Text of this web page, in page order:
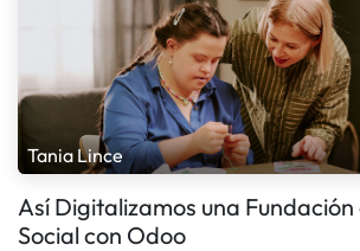
Tania Lince
Así Digitalizamos una
Social con Odoo